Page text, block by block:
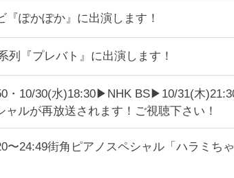
『ぽかぽか』に出演します！
列『プレバト』に出演します！
10/30(水)18:30▶︎NHK BS▶︎10/31(木
ルが再放送されます！ご視聴下さい！
24:49街角ピアノスペシャル「ハラミちゃ